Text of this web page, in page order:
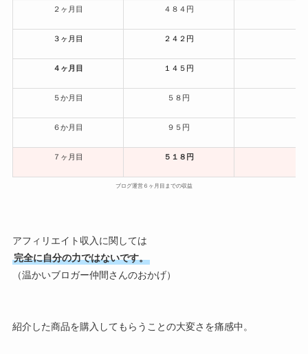
２ヶ月目 ４８４円
３ヶ月目 ２４２円
４ヶ月目 １４５円
５か月目 ５８円
６か月目 ９５円
７ヶ月目 ５１８円
ブログ運営６ヶ月目までの収益
アフィリエイト収入に関しては
完全に自分の力ではないです。
（温かいブロガー仲間さんのおかげ）
紹介した商品を購入してもらうことの大変さを痛感中。